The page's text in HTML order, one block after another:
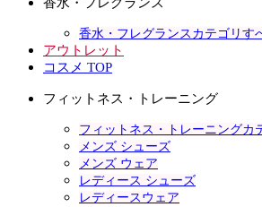
香水・フレグランスカテゴリす
アウトレット
コスメ TOP
フィットネス・トレーニング
フィットネス・トレーニングカ
メンズ シューズ
メンズ ウェア
レディース シューズ
レディースウェア